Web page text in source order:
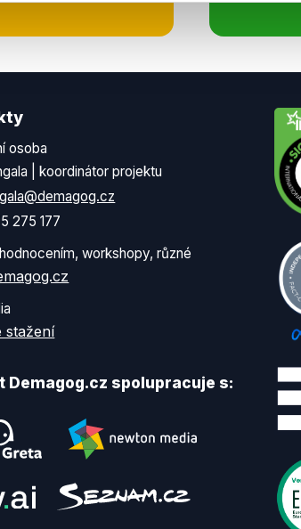
osoba
| koordinátor projektu
275 177
workshopy, různé
stažení
Demagog.cz spolupracuje s: